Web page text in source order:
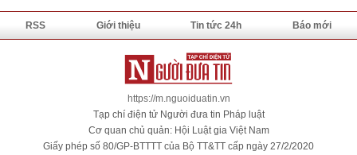
RSS Giới thiệu Tin tức 24h Báo mới
https://m.nguoiduatin.vn
Tạp chí điện tử Người đưa tin Pháp luật
Cơ quan chủ quản: Hội Luật gia Việt Nam
Giấy phép số 80/GP-BTTTT của Bộ TT&TT cấp ngày 27/2/2020